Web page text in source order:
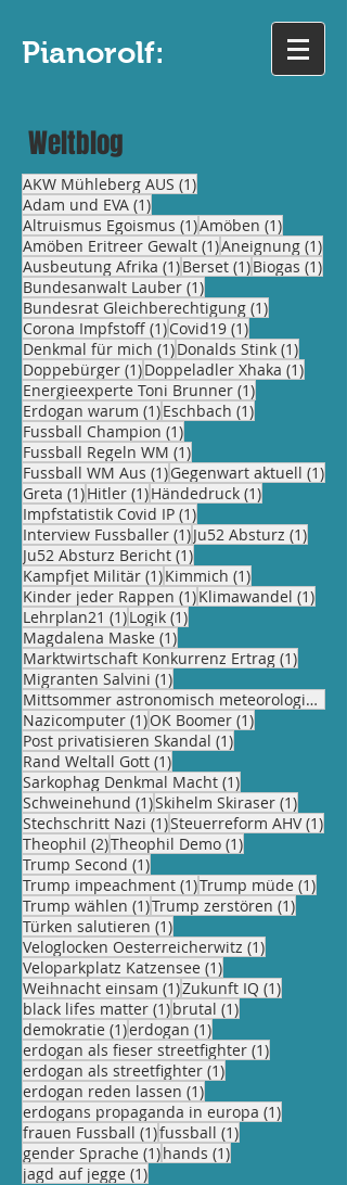
Pianorolf:
Weltblog
AKW Mühleberg AUS (1)1 Beitrag
Adam und EVA (1)1 Beitrag
Altruismus Egoismus (1)1 Beitrag
Amöben (1)1 Beitrag
Amöben Eritreer Gewalt (1)1 Beitrag
Aneignung (1)1
Ausbeutung Afrika (1)1 Beitrag
Berset (1)1 Beitrag
Biogas (1)1
Bundesanwalt Lauber (1)1 Beitrag
Bundesrat Gleichberechtigung (1)1 Beitrag
Corona Impfstoff (1)1 Beitrag
Covid19 (1)1 Beitrag
Denkmal für mich (1)1 Beitrag
Donalds Stink (1)1
Doppebürger (1)1 Beitrag
Doppeladler Xhaka (1)1
Energieexperte Toni Brunner (1)1 Beitrag
Erdogan warum (1)1 Beitrag
Eschbach (1)1 Beitrag
Fussball Champion (1)1 Beitrag
Fussball Regeln WM (1)1 Beitrag
Fussball WM Aus (1)1 Beitrag
Gegenwart aktuell (1)1
Greta (1)1 Beitrag
Hitler (1)1 Beitrag
Händedruck (1)1 Beitrag
Impfstatistik Covid IP (1)1 Beitrag
Interview Fussballer (1)1 Beitrag
Ju52 Absturz (1)1
Ju52 Absturz Bericht (1)1 Beitrag
Kampfjet Militär (1)1 Beitrag
Kimmich (1)1 Beitrag
Kinder jeder Rappen (1)1 Beitrag
Klimawandel (1)1
Lehrplan21 (1)1 Beitrag
Logik (1)1 Beitrag
Magdalena Maske (1)1 Beitrag
Marktwirtschaft Konkurrenz Ertrag (1)1
Migranten Salvini (1)1 Beitrag
Mittsommer astronomisch meteorologisch
Nazicomputer (1)1 Beitrag
OK Boomer (1)1 Beitrag
Post privatisieren Skandal (1)1 Beitrag
Rand Weltall Gott (1)1 Beitrag
Sarkophag Denkmal Macht (1)1 Beitrag
Schweinehund (1)1 Beitrag
Skihelm Skiraser (1)1
Stechschritt Nazi (1)1 Beitrag
Steuerreform AHV (1)1
Theophil (2)2 Beiträge
Theophil Demo (1)1 Beitrag
Trump Second (1)1 Beitrag
Trump impeachment (1)1 Beitrag
Trump müde (1)1
Trump wählen (1)1 Beitrag
Trump zerstören (1)1
Türken salutieren (1)1 Beitrag
Veloglocken Oesterreicherwitz (1)1 Beitrag
Veloparkplatz Katzensee (1)1 Beitrag
Weihnacht einsam (1)1 Beitrag
Zukunft IQ (1)1 Beitrag
black lifes matter (1)1 Beitrag
brutal (1)1 Beitrag
demokratie (1)1 Beitrag
erdogan (1)1 Beitrag
erdogan als fieser streetfighter (1)1 Beitrag
erdogan als streetfighter (1)1 Beitrag
erdogan reden lassen (1)1 Beitrag
erdogans propaganda in europa (1)1 Beitrag
frauen Fussball (1)1 Beitrag
fussball (1)1 Beitrag
gender Sprache (1)1 Beitrag
hands (1)1 Beitrag
jagd auf jegge (1)1 Beitrag